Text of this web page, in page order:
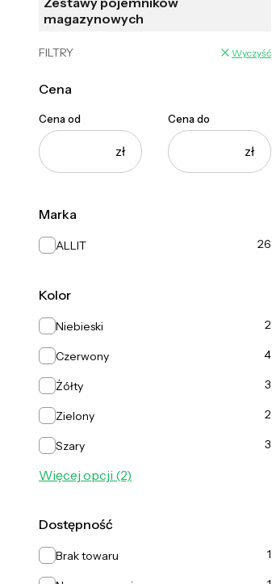
magazynowych
FILTRY Wyczyść
Cena
Cena od
zł
Cena do
zł
Marka
MarkaALLIT 26
Kolor
KolorNiebieski 2
Czerwony 4
Żółty 3
Zielony 2
Szary 3
Więcej opcji (2)
Dostępność
Dostępność
Brak towaru 1